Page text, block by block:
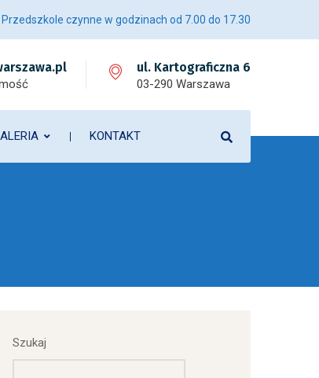
Przedszkole czynne w godzinach od 7.00 do 17.30
ul. Kartograficzna 6
03-290 Warszawa
KONTAKT
Szukaj